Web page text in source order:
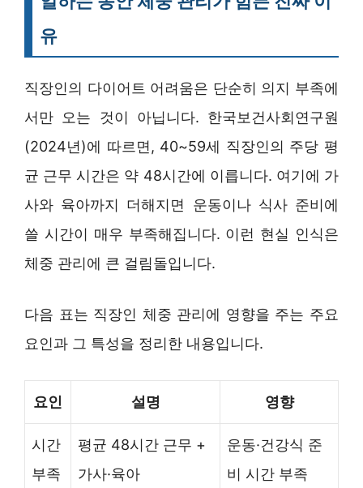
유
직장인의 다이어트 어려움은 단순히 의지 부족에
서만 오는 것이 아닙니다. 한국보건사회연구원
(2024년)에 따르면, 40~59세 직장인의 주당 평
균 근무 시간은 약 48시간에 이릅니다. 여기에 가
사와 육아까지 더해지면 운동이나 식사 준비에
쓸 시간이 매우 부족해집니다. 이런 현실 인식은
체중 관리에 큰 걸림돌입니다.
다음 표는 직장인 체중 관리에 영향을 주는 주요
요인과 그 특성을 정리한 내용입니다.
요인 설명 영향
시간
부족
평균 48시간 근무 +
가사·육아
운동·건강식 준
비 시간 부족